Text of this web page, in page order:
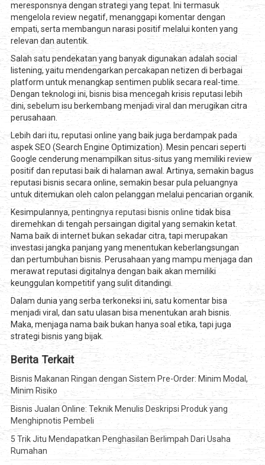
meresponsnya dengan strategi yang tepat. Ini termasuk
mengelola review negatif, menanggapi komentar dengan
empati, serta membangun narasi positif melalui konten yang
relevan dan autentik.
Salah satu pendekatan yang banyak digunakan adalah social
listening, yaitu mendengarkan percakapan netizen di berbagai
platform untuk menangkap sentimen publik secara real-time.
Dengan teknologi ini, bisnis bisa mencegah krisis reputasi lebih
dini, sebelum isu berkembang menjadi viral dan merugikan citra
perusahaan.
Lebih dari itu, reputasi online yang baik juga berdampak pada
aspek SEO (Search Engine Optimization). Mesin pencari seperti
Google cenderung menampilkan situs-situs yang memiliki review
positif dan reputasi baik di halaman awal. Artinya, semakin bagus
reputasi bisnis secara online, semakin besar pula peluangnya
untuk ditemukan oleh calon pelanggan melalui pencarian organik.
Kesimpulannya, pentingnya reputasi bisnis online tidak bisa
diremehkan di tengah persaingan digital yang semakin ketat.
Nama baik di internet bukan sekadar citra, tapi merupakan
investasi jangka panjang yang menentukan keberlangsungan
dan pertumbuhan bisnis. Perusahaan yang mampu menjaga dan
merawat reputasi digitalnya dengan baik akan memiliki
keunggulan kompetitif yang sulit ditandingi.
Dalam dunia yang serba terkoneksi ini, satu komentar bisa
menjadi viral, dan satu ulasan bisa menentukan arah bisnis.
Maka, menjaga nama baik bukan hanya soal etika, tapi juga
strategi bisnis yang bijak.
Berita Terkait
Bisnis Makanan Ringan dengan Sistem Pre-Order: Minim Modal,
Minim Risiko
Bisnis Jualan Online: Teknik Menulis Deskripsi Produk yang
Menghipnotis Pembeli
5 Trik Jitu Mendapatkan Penghasilan Berlimpah Dari Usaha
Rumahan